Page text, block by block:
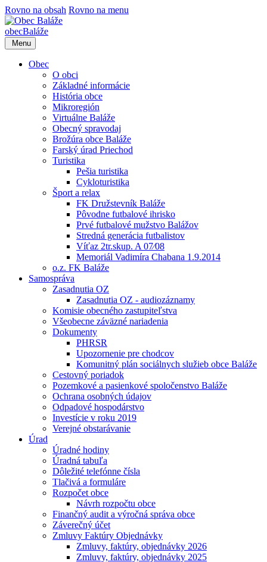
Rovno na obsah Rovno na menu
obecBaláže
Menu
Obec
O obci
Základné informácie
História obce
Mikroregión
Virtuálne Baláže
Obecný spravodaj
Brožúra obce Baláže
Farský úrad Priechod
Turistika
Pešia turistika
Cykloturistika
Šport a relax
FK Družstevník Baláže
Pôvodne futbalové ihrisko
Prvé futbalové mužstvo Balážov
Stredná generácia futbalistov
Víťaz 2tr.skup. A 07⁄08
Memoriál Vadimíra Chabana 1.9.2014
o.z. FK Baláže
Samospráva
Zasadnutia OZ
Zasadnutia OZ - audiozáznamy
Komisie obecného zastupiteľstva
Všeobecne záväzné nariadenia
Dokumenty
PHRSR
Upozornenie pre chodcov
Komunitný plán sociálnych služieb obce Baláže
Cestovný poriadok
Pozemkové a pasienkové spoločenstvo Baláže
Ochrana osobných údajov
Odpadové hospodárstvo
Investície v roku 2019
Verejné obstarávanie
Úrad
Úradné hodiny
Úradná tabuľa
Dôležité telefónne čísla
Tlačivá a formuláre
Rozpočet obce
Návrh rozpočtu obce
Finančný audit a výročná správa obce
Záverečný účet
Zmluvy Faktúry Objednávky
Zmluvy, faktúry, objednávky 2026
Zmluvy, faktúry, objednávky 2025